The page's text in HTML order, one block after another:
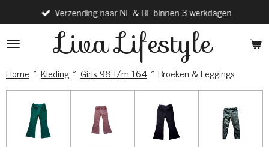
direct
naar
hoofdinhoud
Liva Lifestyle
Verzending naar NL & BE binnen 3 werkdagen
Home » Kleding » Girls 98 t/m 164 » Broeken & Leggings